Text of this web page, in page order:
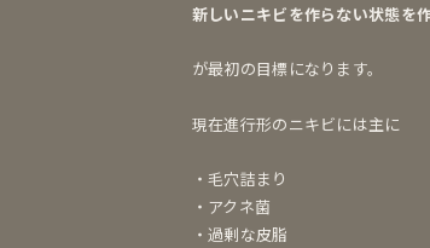
新しいニキビを作らない状態を
が最初の目標になります。
現在進行形のニキビには主に
・毛穴詰まり
・アクネ菌
・過剰な皮脂